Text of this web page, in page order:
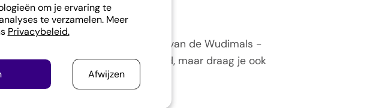
om je ervaring te
te verzamelen. Meer
Privacybeleid.
Afwijzen
Natuur
iedere aankoop, waaronder die van de Wudimals -
een duurzaam houten speelgoed, maar draag je ook